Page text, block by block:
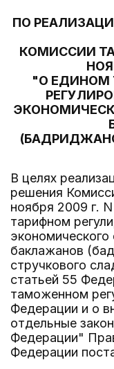
ПО
КОМИССИИ
"О ЕДИНОМ
В целях
решения
ноября 2009 г.
тарифном
баклажанов
стручкового
статьей 55
таможенном
Федерации и о
отдельные
Федерации"
Федерации